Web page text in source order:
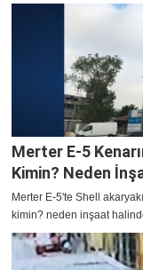
Merter E-5
Kimin? Neden
Merter E-5'te Shell
kimin? neden inşaat